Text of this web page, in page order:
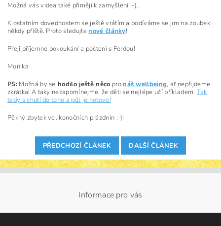
Možná vás videa také přimějí k zamyšlení :-).
K ostatním dovednostem se ještě vrátím a podíváme se jim na zoubek
někdy příště. Proto sledujtenové články!
Přeji příjemné pokoukání a počtení s Ferdou!
Monika
PS:Možná by se hodilo ještě něco pronáš wellbeing, ať nepřijdeme
zkrátka! A taky nezapomínejme, že děti se nejlépe učí příkladem. Tak
tedy s chutí do toho a půl je hotovo!
Pěkný zbytek velikonočních prázdnin :-)!
PŘEDCHOZÍ ČLÁNEK DALŠÍ ČLÁNEK
Informace pro vás